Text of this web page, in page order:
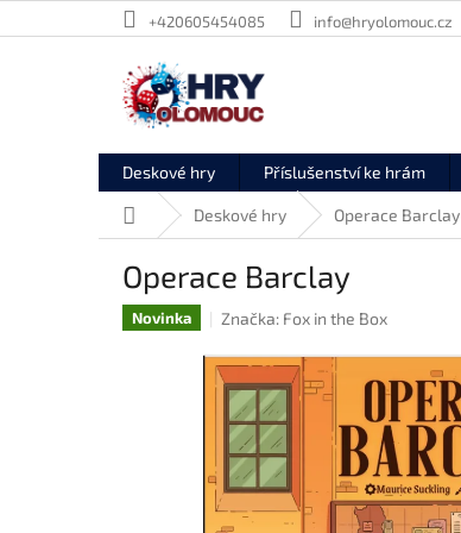
na
+420605454085 info@hryolomouc.cz
Deskové hry Příslušenství ke hrám
Domů Deskové hry Operace Barclay
Operace Barclay
Novinka Značka: Fox in the Box